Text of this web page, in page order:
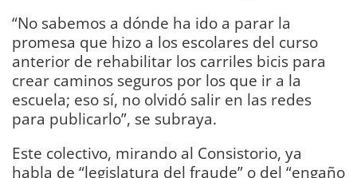
“No sabemos a dónde ha ido a parar la
promesa que hizo a los escolares del curso
anterior de rehabilitar los carriles bicis para
crear caminos seguros por los que ir a la
escuela; eso sí, no olvidó salir en las redes
para publicarlo”, se subraya.
Este colectivo, mirando al Consistorio, ya
habla de “legislatura del fraude” o del “engaño